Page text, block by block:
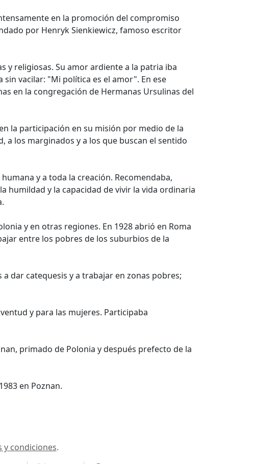
en la promoción del compromiso
por Henryk Sienkiewicz, famoso escritor
y religiosas. Su amor ardiente a la patria iba
vacilar: "Mi política es el amor". En ese
en la congregación de Hermanas Ursulinas del
la participación en su misión por medio de la
a los marginados y a los que buscan el sentido
y a toda la creación. Recomendaba,
humildad y la capacidad de vivir la vida ordinaria
y en otras regiones. En 1928 abrió en Roma
entre los pobres de los suburbios de la
dar catequesis y a trabajar en zonas pobres;
y para las mujeres. Participaba
primado de Polonia y después prefecto de la
en Poznan.
y condiciones.